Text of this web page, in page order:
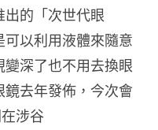
的「次世代眼
以利用液體來隨意
深了也不用去換眼
去年發佈，今次會
涉谷